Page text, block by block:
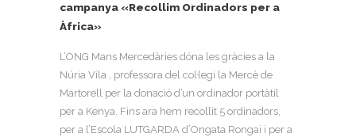
campanya «Recollim Ordinadors per a
Àfrica»
L’ONG Mans Mercedàries dóna les gràcies a la
Núria Vila , professora del col·legi la Mercè de
Martorell per la donació d’un ordinador portàtil
per a Kenya. Fins ara hem recollit 5 ordinadors,
per a l’Escola LUTGARDA d’Ongata Rongai i per a